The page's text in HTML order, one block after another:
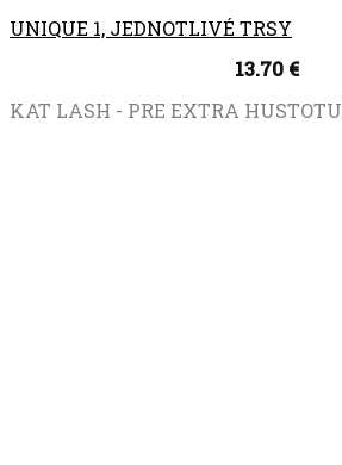
UNIQUE 1, JEDNOTLIVÉ TRSY
13.70 €
KAT LASH - PRE EXTRA HUSTOTU